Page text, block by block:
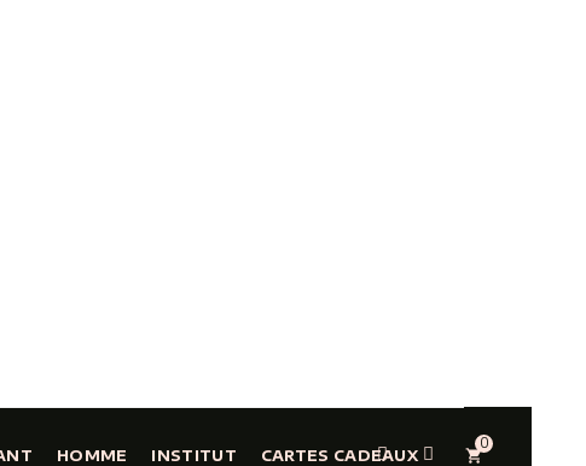
HOMME INSTITUT CARTES CADEAUX shopping_cart
0